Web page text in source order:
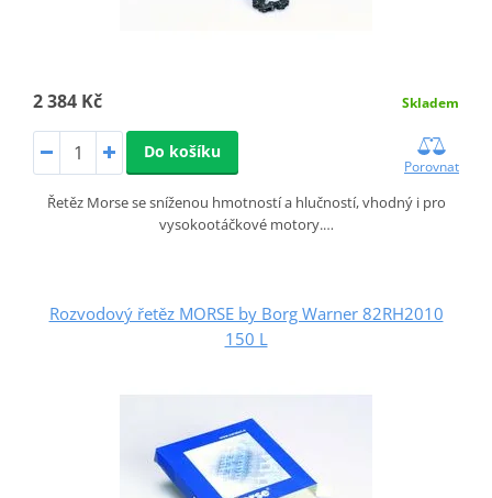
2 384 Kč Skladem
Do košíku
Porovnat
Řetěz Morse se sníženou hmotností a hlučností, vhodný i pro
vysokootáčkové motory.…
Rozvodový řetěz MORSE by Borg Warner 82RH2010
150 L